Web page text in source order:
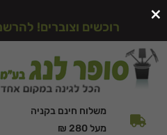
רוכשים וצוברים!
משלוח חינם בקניה
מעל 280 ₪
×